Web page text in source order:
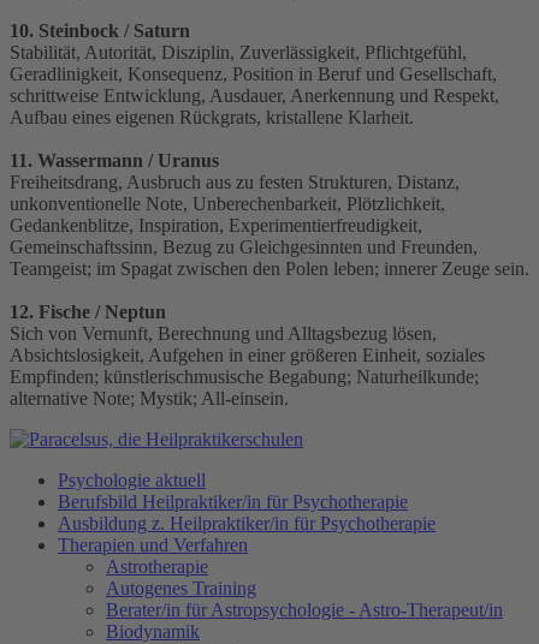
10. Steinbock / Saturn
Stabilität, Autorität, Disziplin, Zuverlässigkeit, Pflichtgefühl,
Geradlinigkeit, Konsequenz, Position in Beruf und Gesellschaft,
schrittweise Entwicklung, Ausdauer, Anerkennung und Respekt,
Aufbau eines eigenen Rückgrats, kristallene Klarheit.
11. Wassermann / Uranus
Freiheitsdrang, Ausbruch aus zu festen Strukturen, Distanz,
unkonventionelle Note, Unberechenbarkeit, Plötzlichkeit,
Gedankenblitze, Inspiration, Experimentierfreudigkeit,
Gemeinschaftssinn, Bezug zu Gleichgesinnten und Freunden,
Teamgeist; im Spagat zwischen den Polen leben; innerer Zeuge sein.
12. Fische / Neptun
Sich von Vernunft, Berechnung und Alltagsbezug lösen,
Absichtslosigkeit, Aufgehen in einer größeren Einheit, soziales
Empfinden; künstlerischmusische Begabung; Naturheilkunde;
alternative Note; Mystik; All-einsein.
Psychologie aktuell
Berufsbild Heilpraktiker/in für Psychotherapie
Ausbildung z. Heilpraktiker/in für Psychotherapie
Therapien und Verfahren
Astrotherapie
Autogenes Training
Berater/in für Astropsychologie - Astro-Therapeut/in
Biodynamik